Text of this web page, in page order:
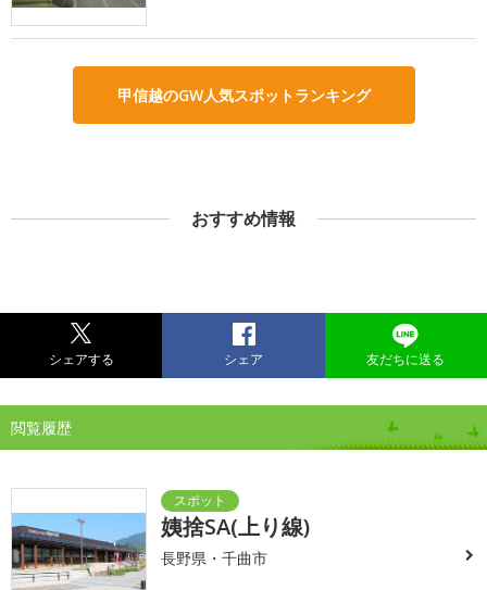
甲信越のGW人気スポットランキング
おすすめ情報
シェアする シェア 友だちに送る
閲覧履歴
姨捨SA(上り線)
長野県・千曲市